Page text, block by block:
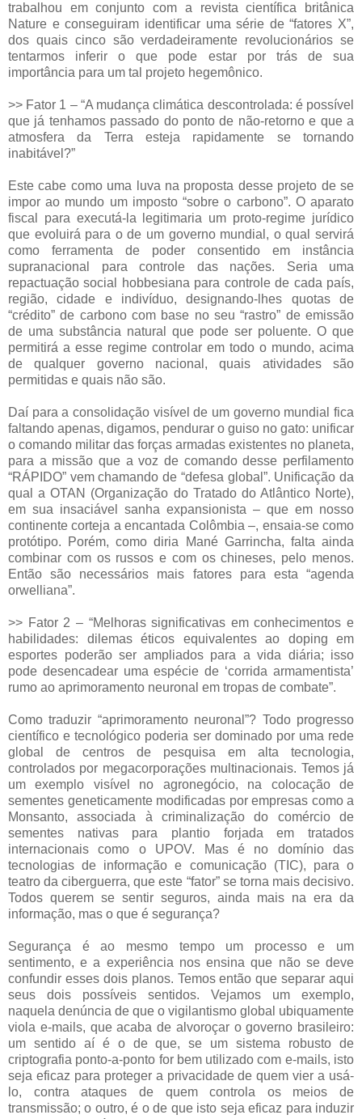
trabalhou em conjunto com a revista científica britânica
Nature e conseguiram identificar uma série de “fatores X”,
dos quais cinco são verdadeiramente revolucionários se
tentarmos inferir o que pode estar por trás de sua
importância para um tal projeto hegemônico.
>> Fator 1 – “A mudança climática descontrolada: é possível
que já tenhamos passado do ponto de não-retorno e que a
atmosfera da Terra esteja rapidamente se tornando
inabitável?”
Este cabe como uma luva na proposta desse projeto de se
impor ao mundo um imposto “sobre o carbono”. O aparato
fiscal para executá-la legitimaria um proto-regime jurídico
que evoluirá para o de um governo mundial, o qual servirá
como ferramenta de poder consentido em instância
supranacional para controle das nações. Seria uma
repactuação social hobbesiana para controle de cada país,
região, cidade e indivíduo, designando-lhes quotas de
“crédito” de carbono com base no seu “rastro” de emissão
de uma substância natural que pode ser poluente. O que
permitirá a esse regime controlar em todo o mundo, acima
de qualquer governo nacional, quais atividades são
permitidas e quais não são.
Daí para a consolidação visível de um governo mundial fica
faltando apenas, digamos, pendurar o guiso no gato: unificar
o comando militar das forças armadas existentes no planeta,
para a missão que a voz de comando desse perfilamento
“RÁPIDO” vem chamando de “defesa global”. Unificação da
qual a OTAN (Organização do Tratado do Atlântico Norte),
em sua insaciável sanha expansionista – que em nosso
continente corteja a encantada Colômbia –, ensaia-se como
protótipo. Porém, como diria Mané Garrincha, falta ainda
combinar com os russos e com os chineses, pelo menos.
Então são necessários mais fatores para esta “agenda
orwelliana”.
>> Fator 2 – “Melhoras significativas em conhecimentos e
habilidades: dilemas éticos equivalentes ao doping em
esportes poderão ser ampliados para a vida diária; isso
pode desencadear uma espécie de ‘corrida armamentista’
rumo ao aprimoramento neuronal em tropas de combate”.
Como traduzir “aprimoramento neuronal”? Todo progresso
científico e tecnológico poderia ser dominado por uma rede
global de centros de pesquisa em alta tecnologia,
controlados por megacorporações multinacionais. Temos já
um exemplo visível no agronegócio, na colocação de
sementes geneticamente modificadas por empresas como a
Monsanto, associada à criminalização do comércio de
sementes nativas para plantio forjada em tratados
internacionais como o UPOV. Mas é no domínio das
tecnologias de informação e comunicação (TIC), para o
teatro da ciberguerra, que este “fator” se torna mais decisivo.
Todos querem se sentir seguros, ainda mais na era da
informação, mas o que é segurança?
Segurança é ao mesmo tempo um processo e um
sentimento, e a experiência nos ensina que não se deve
confundir esses dois planos. Temos então que separar aqui
seus dois possíveis sentidos. Vejamos um exemplo,
naquela denúncia de que o vigilantismo global ubiquamente
viola e-mails, que acaba de alvoroçar o governo brasileiro:
um sentido aí é o de que, se um sistema robusto de
criptografia ponto-a-ponto for bem utilizado com e-mails, isto
seja eficaz para proteger a privacidade de quem vier a usá-
lo, contra ataques de quem controla os meios de
transmissão; o outro, é o de que isto seja eficaz para induzir